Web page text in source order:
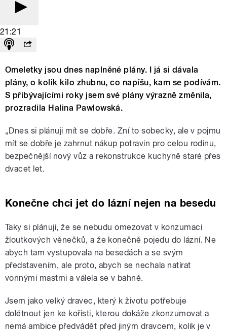
21:21
Omeletky jsou dnes naplněné plány. I já si dávala
plány, o kolik kilo zhubnu, co napíšu, kam se podívám.
S přibývajícími roky jsem své plány výrazně změnila,
prozradila Halina Pawlowská.
„Dnes si plánuji mít se dobře. Zní to sobecky, ale v pojmu
mít se dobře je zahrnut nákup potravin pro celou rodinu,
bezpečnější nový vůz a rekonstrukce kuchyně staré přes
dvacet let.
Konečne chci jet do lázní nejen na besedu
Taky si plánuji, že se nebudu omezovat v konzumaci
žloutkových věnečků, a že konečně pojedu do lázní. Ne
abych tam vystupovala na besedách a se svým
představením, ale proto, abych se nechala natírat
vonnými mastmi a válela se v bahně.
Jsem jako velký dravec, který k životu potřebuje
dolétnout jen ke kořisti, kterou dokáže zkonzumovat a
nemá ambice předvádět před jiným dravcem, kolik je v